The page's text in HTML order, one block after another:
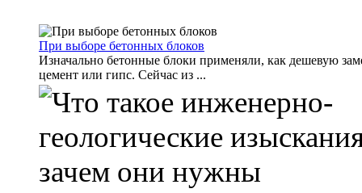
При выборе бетонных блоков
Изначально бетонные блоки применяли, как дешевую
цемент или гипс. Сейчас из ...